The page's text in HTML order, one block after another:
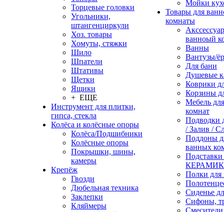
Торцевые головки
Угольники,
штангенциркули
Хоз. товары
Хомуты, стяжки
Шило
Шпатели
Штативы
Щетки
Ящики
+ ЕЩЕ
Инструмент для плитки,
гипса, стекла
Колёса и колёсные опоры
Колёса/Подшибники
Колёсные опоры
Покрышки, шины,
камеры
Крепёж
Гвозди
Дюбельная техника
Заклепки
Кляймеры
Мойки
Товары для
комнаты
ванноый
Ванны
Вантузы/
Для бани
Душевые
Коврики
Корзины
Мебель
комнат
Подводки
/ Залив /
Поддоны
ванных
Полки для
Сиденье
Сифоны,
Смесители